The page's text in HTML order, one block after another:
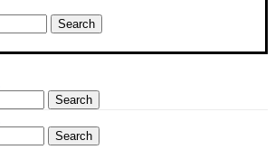
Search
Search
Search